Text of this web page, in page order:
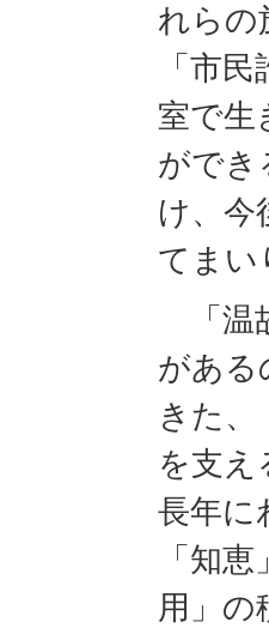
れらの
「市
室で生
ができ
け、今
てまい
「温
がある
きた、
を支え
長年に
「知
用」の